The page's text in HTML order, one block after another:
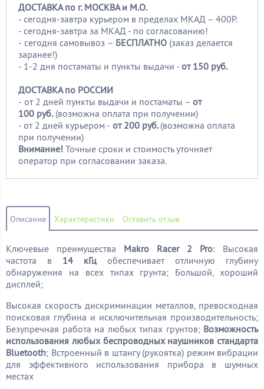
ДОСТАВКА по г. МОСКВА и М.О.
- сегодня-завтра курьером в пределах МКАД – 400Р.
- сегодня-завтра за МКАД - по согласованию!
- сегодня самовывоз – БЕСПЛАТНО (заказ делается
заранее!)
- 1-2 дня постаматы и пункты выдачи - от 150 руб.
ДОСТАВКА по РОССИИ
- от 2 дней пункты выдачи и постаматы – от
100 руб. (возможна оплата при получении)
- от 2 дней курьером - от 200 руб.(возможна оплата
при получении)
Внимание! Точные сроки и стоимость уточняет
оператор при согласовании заказа.
Описание Характеристики Оставить отзыв
Ключевые преимущества Makro Racer 2 Pro: Высокая
частота в 14 кГц обеспечивает отличную глубину
обнаружения на всех типах грунта; Большой, хороший
дисплей;
Высокая скорость дискриминации металлов, превосходная
поисковая глубина и исключительная производительность;
Безупречная работа на любых типах грунтов; Возможность
использования любых беспроводных наушников стандарта
Bluetooth; Встроенный в штангу (рукоятка) режим вибрации
для эффективного использования прибора в шумных
местах